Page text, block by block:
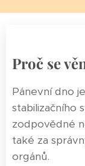
Proč se
Pánevní dno
stabilizačního
zodpovědné
také za
orgánů.